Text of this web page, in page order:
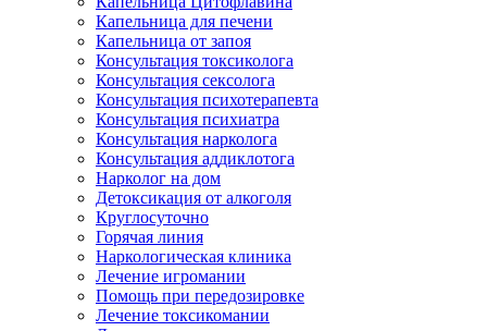
Капельница для печени
Капельница от запоя
Консультация токсиколога
Консультация сексолога
Консультация психотерапевта
Консультация психиатра
Консультация нарколога
Консультация аддиклотога
Нарколог на дом
Детоксикация от алкоголя
Круглосуточно
Горячая линия
Наркологическая клиника
Лечение игромании
Помощь при передозировке
Лечение токсикомании